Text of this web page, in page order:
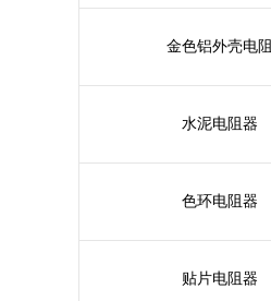
金色铝外壳电阻
水泥电阻器
色环电阻器
贴片电阻器